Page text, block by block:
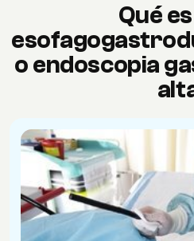
Qué
o endoscopia